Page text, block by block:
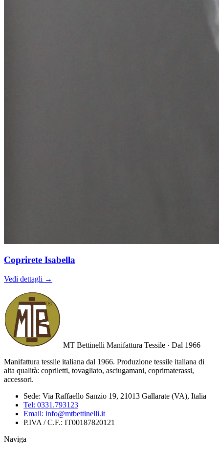
Coprirete Isabella
Vedi dettagli →
MT Bettinelli Manifattura Tessile · Dal 1966
Manifattura tessile italiana dal 1966. Produzione tessile italiana di
alta qualità: copriletti, tovagliato, asciugamani, coprimaterassi,
accessori.
Sede: Via Raffaello Sanzio 19, 21013 Gallarate (VA), Italia
Tel: 0331.793123
Email: info@mtbettinelli.it
P.IVA / C.F.: IT00187820121
Naviga